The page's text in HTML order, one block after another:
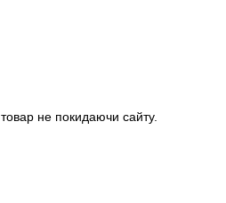
не покидаючи сайту.